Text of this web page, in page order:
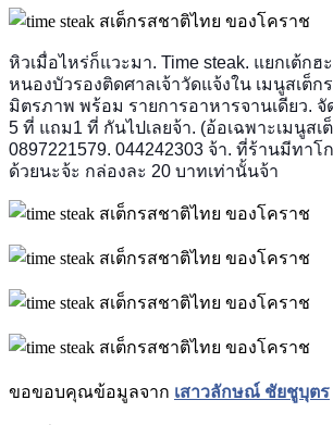
หิวเมื่อไหร่ก็แวะมา. Time steak. แยกเต้กฮ
หนองบัวรองติดศาลเจ้าวัดแจ้งใน เมนูสเต็ก
มิตรภาพ พร้อม รายการอาหารจานเดียว. จั
5 ที่ แถม1 ที่ กันไปเลยจ้า. (อ้อเฉพาะเมนูสเ
0897221579. 044242303 จ้า. ที่ร้านมีทาโ
ด้วยนะจ้ะ กล่องละ 20 บาทเท่านั้นจ้า
ขอขอบคุณข้อมูลจาก เสาวลักษณ์ ชัยชูบุตร